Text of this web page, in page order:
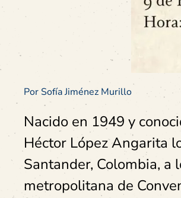
Por Sofía Jiménez Murillo
Nacido en 1949 y
Héctor López Angarita
Santander, Colombia, a
metropolitana de